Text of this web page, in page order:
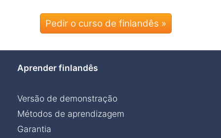
Pedir o curso de finlandês »
Aprender finlandês
Versão de demonstração
Métodos de aprendizagem
Garantia